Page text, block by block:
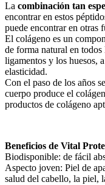
La combinación tan
encontrar en estos
puede encontrar en otras
El colágeno es un
de forma natural en
ligamentos y los huesos,
elasticidad.
Con el paso de los años
cuerpo produce el
productos de colágeno
Beneficios de Vital
Biodisponible: de fácil
Aspecto joven: Piel de
salud del cabello, la piel,